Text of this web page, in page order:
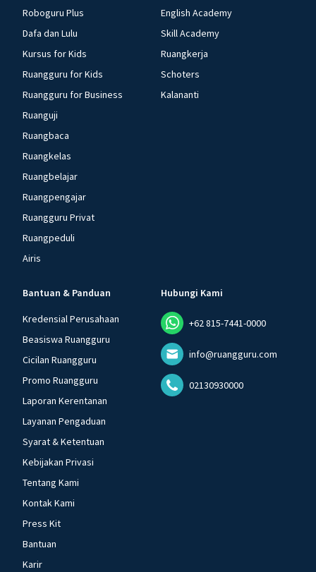
Roboguru Plus
Dafa dan Lulu
Kursus for Kids
Ruangguru for Kids
Ruangguru for Business
Ruanguji
Ruangbaca
Ruangkelas
Ruangbelajar
Ruangpengajar
Ruangguru Privat
Ruangpeduli
Airis
English Academy
Skill Academy
Ruangkerja
Schoters
Kalananti
Bantuan & Panduan
Kredensial Perusahaan
Beasiswa Ruangguru
Cicilan Ruangguru
Promo Ruangguru
Laporan Kerentanan
Layanan Pengaduan
Syarat & Ketentuan
Kebijakan Privasi
Tentang Kami
Kontak Kami
Press Kit
Bantuan
Karir
Hubungi Kami
+62 815-7441-0000
info@ruangguru.com
02130930000